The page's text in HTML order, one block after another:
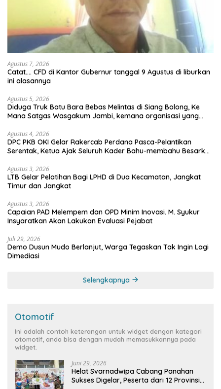
Agustus 7, 2026
Catat…. CFD di Kantor Gubernur tanggal 9 Agustus di liburkan
ini alasannya
Agustus 5, 2026
Diduga Truk Batu Bara Bebas Melintas di Siang Bolong, Ke
Mana Satgas Wasgakum Jambi, kemana organisasi yang
Agustus 4, 2026
DPC PKB OKI Gelar Rakercab Perdana Pasca-Pelantikan
Serentak, Ketua Ajak Seluruh Kader Bahu-membahu Besarkan
Agustus 3, 2026
LTB Gelar Pelatihan Bagi LPHD di Dua Kecamatan, Jangkat
Timur dan Jangkat
Agustus 3, 2026
Capaian PAD Melempem dan OPD Minim Inovasi. M. Syukur
Insyaratkan Akan Lakukan Evaluasi Pejabat
Juli 29, 2026
Demo Dusun Mudo Berlanjut, Warga Tegaskan Tak Ingin Lagi
Dimediasi
Selengkapnya
Otomotif
Ini adalah contoh keterangan untuk widget dengan kategori
otomotif, anda bisa dengan mudah memasukkannya pada
widget.
Juni 29, 2026
Helat Svarnadwipa Cabang Panahan
Sukses Digelar, Peserta dari 12 Provinsi